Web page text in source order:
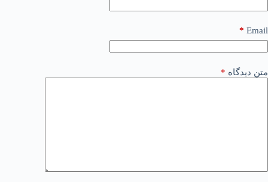
Email
*
متن دیدگاه *